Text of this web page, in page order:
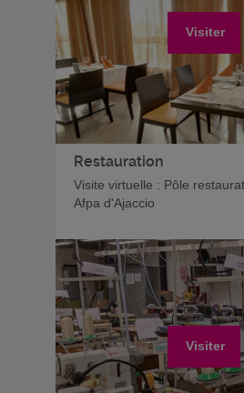
Visiter
Restauration
Visite virtuelle : Pôle
Afpa d'Ajaccio
Visiter